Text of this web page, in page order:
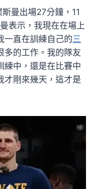
曼出場27分鐘，11
表示，我現在在場上
一直在訓練自己的三
多的工作。我的隊友
練中，還是在比賽中
才剛來幾天，這才是